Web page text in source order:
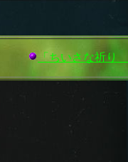
「ちいさな祈り